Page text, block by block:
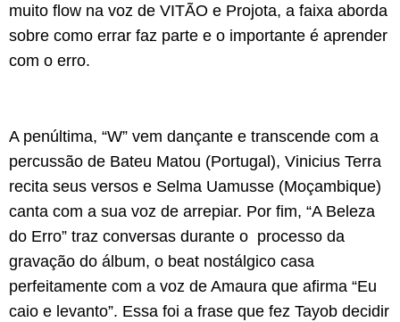
muito flow na voz de VITÃO e Projota, a faixa aborda
sobre como errar faz parte e o importante é aprender
com o erro.
A penúltima, “W” vem dançante e transcende com a
percussão de Bateu Matou (Portugal), Vinicius Terra
recita seus versos e Selma Uamusse (Moçambique)
canta com a sua voz de arrepiar. Por fim, “A Beleza
do Erro” traz conversas durante o processo da
gravação do álbum, o beat nostálgico casa
perfeitamente com a voz de Amaura que afirma “Eu
caio e levanto”. Essa foi a frase que fez Tayob decidir